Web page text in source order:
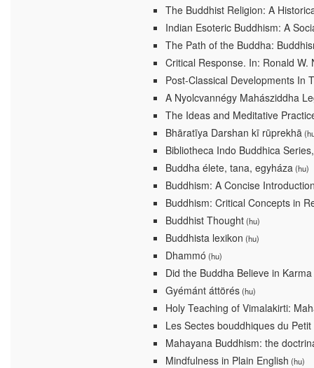
The Buddhist Religion: A
Indian Esoteric Buddhism: A
The Path of the Buddha:
Critical Response. In: Ronald
Post-Classical Developments In
A Nyolcvannégy Mahásziddha
The Ideas and Meditative
Bhāratīya Darshan kī rūprekhā
Bibliotheca Indo Buddhica
Buddha élete, tana, egyháza(hu)
Buddhism: A Concise
Buddhism: Critical Concepts in
Buddhist Thought(hu)
Buddhista lexikon (hu)
Dhammó (hu)
Did the Buddha Believe in
Gyémánt áttörés(hu)
Holy Teaching of Vimalakirti:
Les Sectes bouddhiques du Petit
Mahayana Buddhism: the
Mindfulness in Plain English (hu)